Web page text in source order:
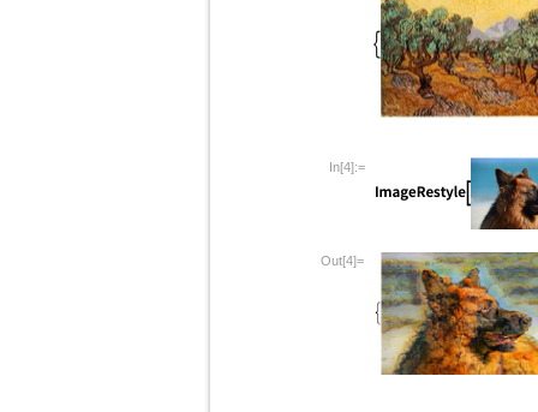
In[4]:=
Out[4]=